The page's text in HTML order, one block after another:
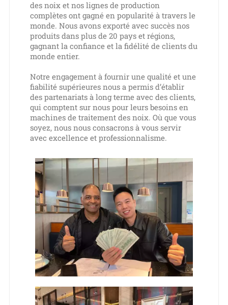
des noix et nos lignes de production
complètes ont gagné en popularité à travers le
monde. Nous avons exporté avec succès nos
produits dans plus de 20 pays et régions,
gagnant la confiance et la fidélité de clients du
monde entier.
Notre engagement à fournir une qualité et une
fiabilité supérieures nous a permis d’établir
des partenariats à long terme avec des clients,
qui comptent sur nous pour leurs besoins en
machines de traitement des noix. Où que vous
soyez, nous nous consacrons à vous servir
avec excellence et professionnalisme.